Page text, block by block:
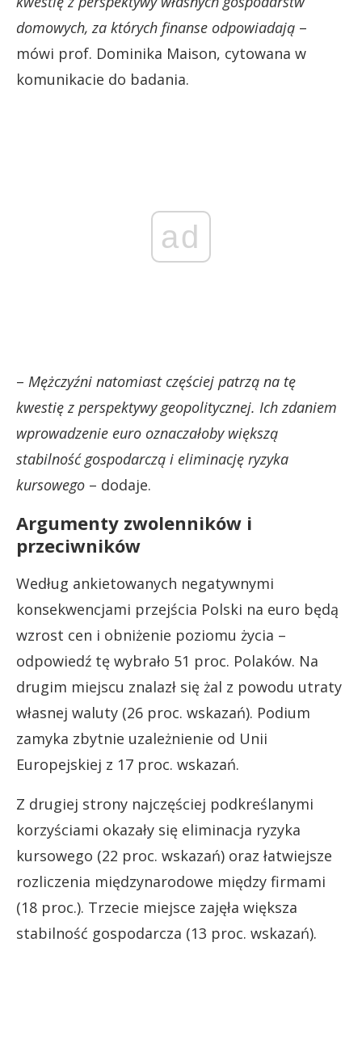
domowych, za których finanse odpowiadają –
mówi prof. Dominika Maison, cytowana w
komunikacie do badania.
ad
– Mężczyźni natomiast częściej patrzą na tę
kwestię z perspektywy geopolitycznej. Ich zdaniem
wprowadzenie euro oznaczałoby większą
stabilność gospodarczą i eliminację ryzyka
kursowego – dodaje.
Argumenty zwolenników i
przeciwników
Według ankietowanych negatywnymi
konsekwencjami przejścia Polski na euro będą
wzrost cen i obniżenie poziomu życia –
odpowiedź tę wybrało 51 proc. Polaków. Na
drugim miejscu znalazł się żal z powodu utraty
własnej waluty (26 proc. wskazań). Podium
zamyka zbytnie uzależnienie od Unii
Europejskiej z 17 proc. wskazań.
Z drugiej strony najczęściej podkreślanymi
korzyściami okazały się eliminacja ryzyka
kursowego (22 proc. wskazań) oraz łatwiejsze
rozliczenia międzynarodowe między firmami
(18 proc.). Trzecie miejsce zajęła większa
stabilność gospodarcza (13 proc. wskazań).